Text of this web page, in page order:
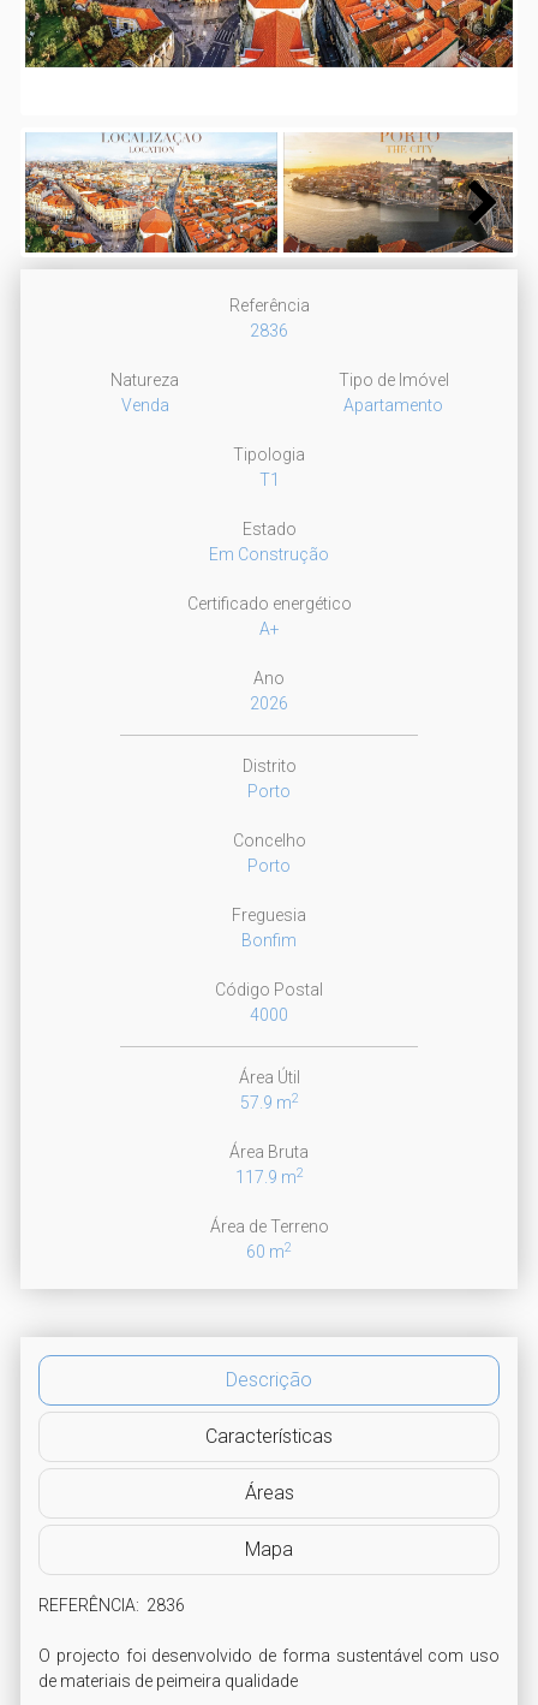
Next
Referência
2836
Natureza
Venda
Tipo de Imóvel
Apartamento
Tipologia
T1
Estado
Em Construção
Certificado energético
A+
Ano
2026
Distrito
Porto
Concelho
Porto
Freguesia
Bonfim
Código Postal
4000
Área Útil
57.9 m2
Área Bruta
117.9 m2
Área de Terreno
60 m2
Descrição
Características
Áreas
Mapa
REFERÊNCIA:  2836
O projecto foi desenvolvido de forma sustentável com uso
de materiais de peimeira qualidade